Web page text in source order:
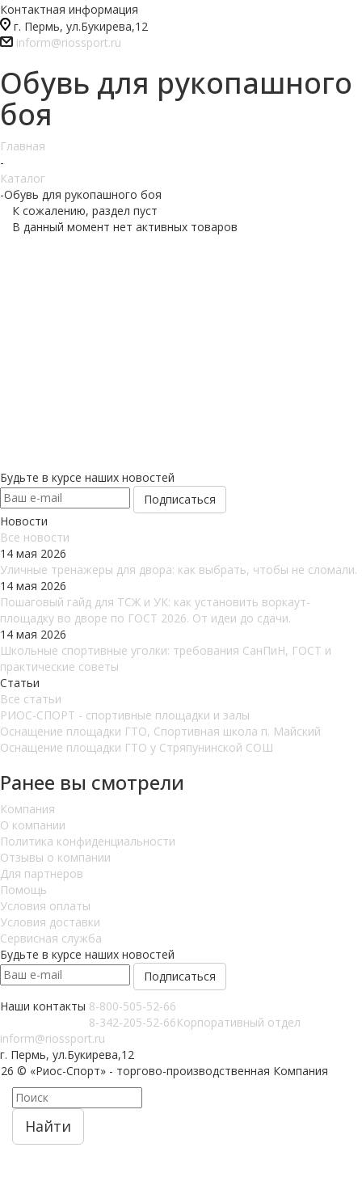
Контактная информация
г. Пермь, ул.Букирева,12
inform@riossport.ru
Обувь для рукопашного
боя
Главная
-
Каталог
-Обувь для рукопашного боя
К сожалению, раздел пуст
В данный момент нет активных товаров
Будьте в курсе наших новостей
Новости
Все новости
14 мая 2026
Уличные тренажеры для двора: как выбрать, чтобы не сломали.
14 мая 2026
Пошаговый гайд для ТСЖ и УК: как установить воркаут-
площадку во дворе по ГОСТ 2026. От идеи до сдачи.
14 мая 2026
Школьные спортивные уголки: требования СанПиН, ГОСТ и
практические советы
Статьи
Все статьи
РИОС-СПОРТ - спортивные площадки и залы
Оснащение площадки ГТО, Спортивная школа п. Майский
Оснащение площадки ГТО у Стряпунинской СОШ
Ранее вы смотрели
Компания
О компании
Политика конфиденциальности
Отзывы о компании
Для партнеров
Помощь
Условия оплаты
Условия доставки
Сервисная служба
Будьте в курсе наших новостей
Наши контакты 8-800-505-52-66
8-342-205-52-66Корпоративный отдел
inform@riossport.ru
г. Пермь, ул.Букирева,12
© «Риос-Спорт» - торгово-производственная Компания
Найти